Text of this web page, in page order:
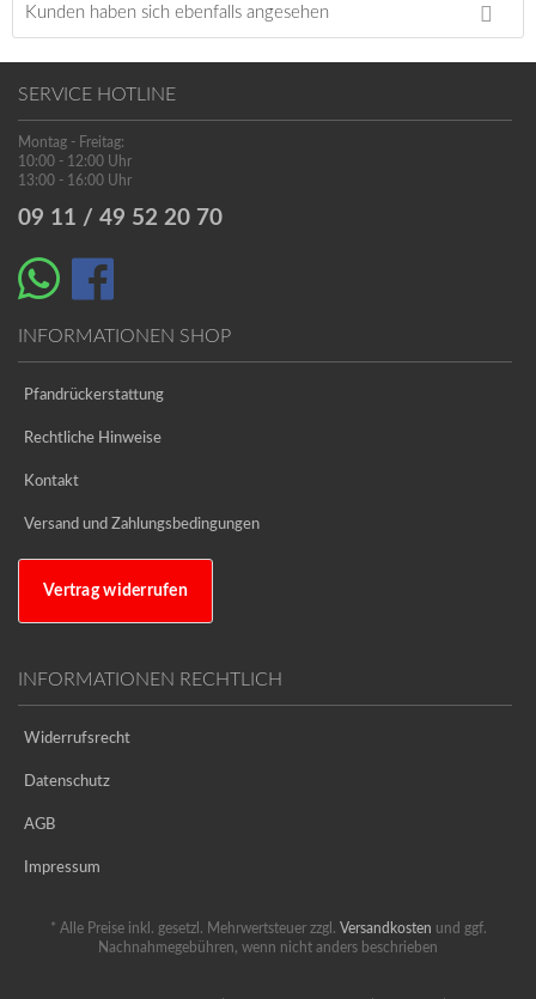
Kunden haben sich ebenfalls angesehen
SERVICE HOTLINE
Montag - Freitag:
10:00 - 12:00 Uhr
13:00 - 16:00 Uhr
09 11 / 49 52 20 70
INFORMATIONEN SHOP
Pfandrückerstattung
Rechtliche Hinweise
Kontakt
Versand und Zahlungsbedingungen
Vertrag widerrufen
INFORMATIONEN RECHTLICH
Widerrufsrecht
Datenschutz
AGB
Impressum
* Alle Preise inkl. gesetzl. Mehrwertsteuer zzgl. Versandkosten und ggf.
Nachnahmegebühren, wenn nicht anders beschrieben